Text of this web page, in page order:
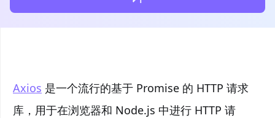
Axios 是一个流行的基于 Promise 的 HTTP 请求
库，用于在浏览器和 Node.js 中进行 HTTP 请